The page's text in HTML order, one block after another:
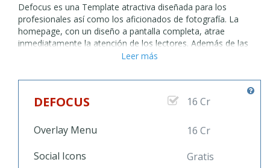
Defocus es una Template atractiva diseñada para los
profesionales así como los aficionados de fotografía. La
homepage, con un diseño a pantalla completa, atrae
inmediatamente la atención de los lectores. Además de las
páginas clásicas, donde puede insertar sus competencias,
usted, Defocus también tiene una sección para el e-
personalizable donde vender sus fotos o sus servicios. En
siempre está posible controlar el estado del carrito de la
compra en el menú overlay. Los iconos sociales están
disponibles en el pie de página. ¡Presente y vende sus trabajos
Leer más
DEFOCUS 16 Cr
Overlay Menu
16 Cr
Social Icons
Gratis